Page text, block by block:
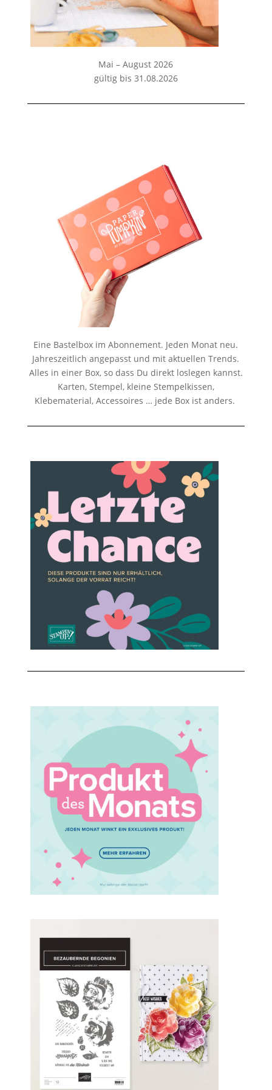
Mai – August 2026
gültig bis 31.08.2026
Eine Bastelbox im Abonnement. Jeden Monat neu.
Jahreszeitlich angepasst und mit aktuellen Trends.
Alles in einer Box, so dass Du direkt loslegen kannst.
Karten, Stempel, kleine Stempelkissen,
Klebematerial, Accessoires … jede Box ist anders.